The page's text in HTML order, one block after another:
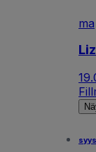
ma
syys